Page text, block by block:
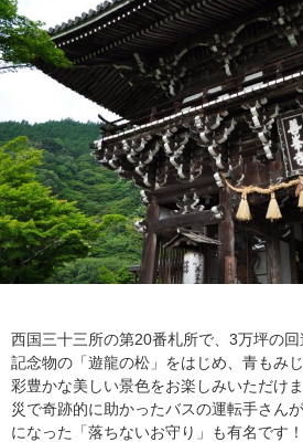
西国三十三所の第20番札所で、3万坪の
記念物の「遊龍の松」をはじめ、青もみ
彩豊かな美しい景色をお楽しみいただけ
災で奇跡的に助かったバスの運転手さん
になった「落ちないお守り」も有名です！